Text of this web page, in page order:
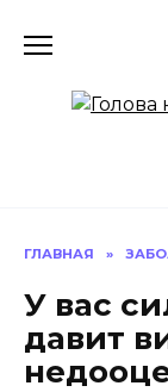
ГЛАВНАЯ »
У вас
давит